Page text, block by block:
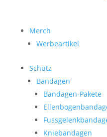
Merch
Werbeartikel
Schutz
Bandagen
Bandagen-Pakete
Kniebandagen